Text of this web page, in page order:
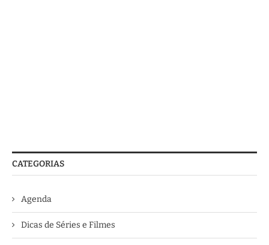
CATEGORIAS
Agenda
Dicas de Séries e Filmes